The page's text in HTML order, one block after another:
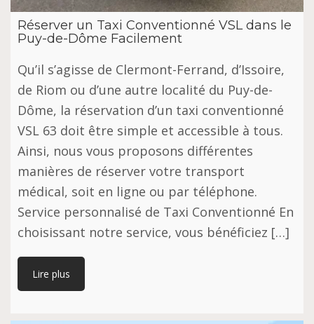
Réserver un Taxi Conventionné VSL dans le
Puy-de-Dôme Facilement
Qu’il s’agisse de Clermont-Ferrand, d’Issoire,
de Riom ou d’une autre localité du Puy-de-
Dôme, la réservation d’un taxi conventionné
VSL 63 doit être simple et accessible à tous.
Ainsi, nous vous proposons différentes
manières de réserver votre transport
médical, soit en ligne ou par téléphone.
Service personnalisé de Taxi Conventionné En
choisissant notre service, vous bénéficiez […]
Lire plus